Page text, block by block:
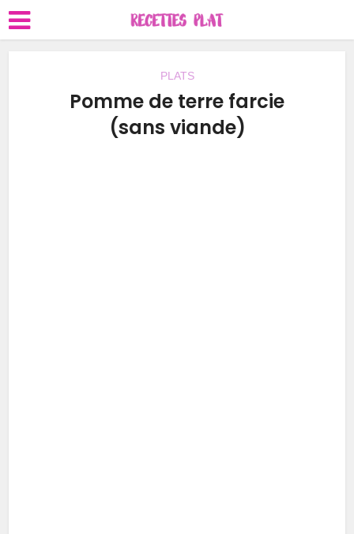
PLATS
Pomme de terre farcie
(sans viande)